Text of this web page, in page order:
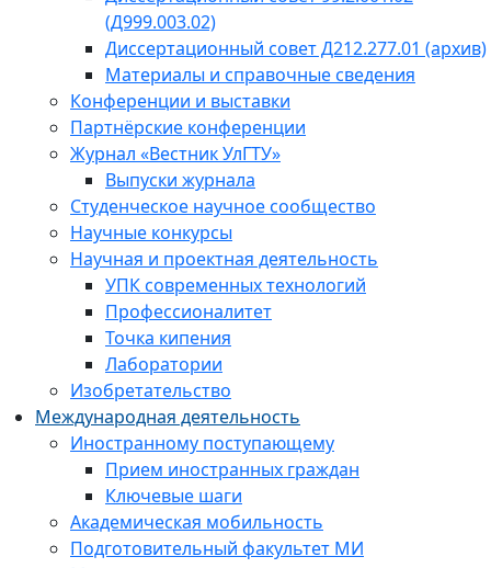
(Д999.003.02)
Диссертационный совет Д212.277.01 (архив)
Материалы и справочные сведения
Конференции и выставки
Партнёрские конференции
Журнал «Вестник УлГТУ»
Выпуски журнала
Студенческое научное сообщество
Научные конкурсы
Научная и проектная деятельность
УПК современных технологий
Профессионалитет
Точка кипения
Лаборатории
Изобретательство
Международная деятельность
Иностранному поступающему
Прием иностранных граждан
Ключевые шаги
Академическая мобильность
Подготовительный факультет МИ